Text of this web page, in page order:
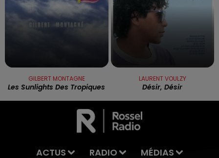
GILBERT MONTAGNE
Les Sunlights Des Tropiques
LAURENT VOULZY
Désir, Désir
ACTUS RADIO MÉDIAS